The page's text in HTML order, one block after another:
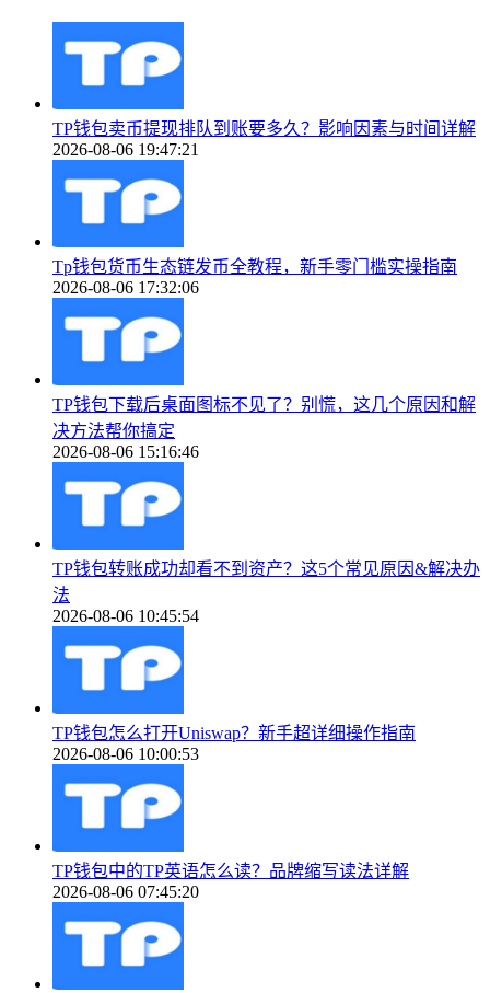
TP钱包卖币提现排队到账要多久？影响因素与时间详解
2026-08-06 19:47:21
Tp钱包货币生态链发币全教程，新手零门槛实操指南
2026-08-06 17:32:06
TP钱包下载后桌面图标不见了？别慌，这几个原因和解
决方法帮你搞定
2026-08-06 15:16:46
TP钱包转账成功却看不到资产？这5个常见原因&解决办
法
2026-08-06 10:45:54
TP钱包怎么打开Uniswap？新手超详细操作指南
2026-08-06 10:00:53
TP钱包中的TP英语怎么读？品牌缩写读法详解
2026-08-06 07:45:20